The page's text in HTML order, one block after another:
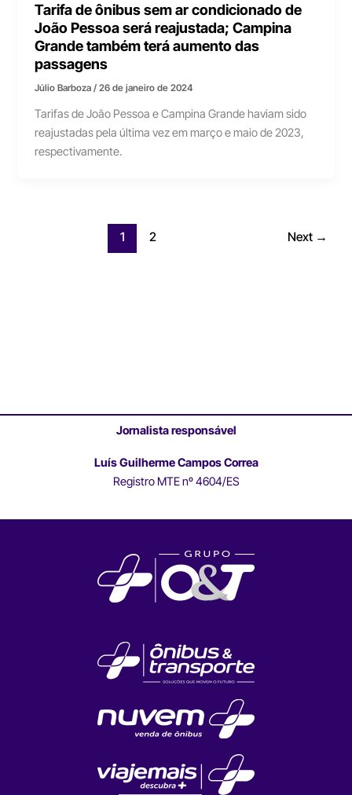
Tarifa de ônibus sem ar condicionado de
João Pessoa será reajustada; Campina
Grande também terá aumento das
passagens
Júlio Barboza/26 de janeiro de 2024
Tarifas de João Pessoa e Campina Grande haviam sido
reajustadas pela última vez em março e maio de 2023,
respectivamente.
1 2 Next →
Jornalista responsável
Luís Guilherme Campos Correa
Registro MTE nº 4604/ES